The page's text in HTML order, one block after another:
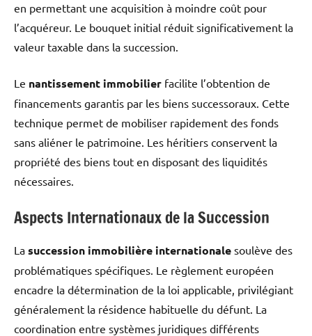
en permettant une acquisition à moindre coût pour
l’acquéreur. Le bouquet initial réduit significativement la
valeur taxable dans la succession.
Le nantissement immobilier facilite l’obtention de
financements garantis par les biens successoraux. Cette
technique permet de mobiliser rapidement des fonds
sans aliéner le patrimoine. Les héritiers conservent la
propriété des biens tout en disposant des liquidités
nécessaires.
Aspects Internationaux de la Succession
La succession immobilière internationale soulève des
problématiques spécifiques. Le règlement européen
encadre la détermination de la loi applicable, privilégiant
généralement la résidence habituelle du défunt. La
coordination entre systèmes juridiques différents